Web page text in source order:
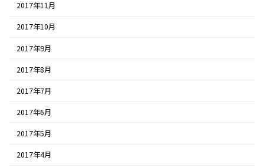
2017年11月
2017年10月
2017年9月
2017年8月
2017年7月
2017年6月
2017年5月
2017年4月